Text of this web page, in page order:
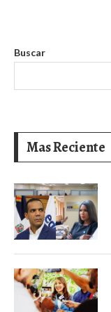
Buscar
Mas Reciente